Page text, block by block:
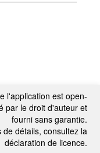
l'application est open-
par le droit d'auteur et
fourni sans garantie.
de détails, consultez la
déclaration de licence.